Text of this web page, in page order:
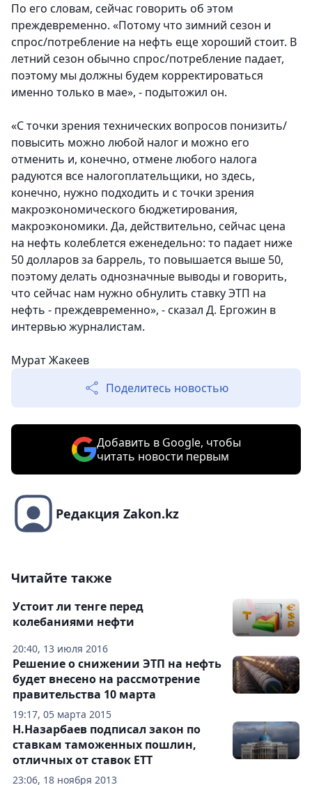
По его словам, сейчас говорить об этом
преждевременно. «Потому что зимний сезон и
спрос/потребление на нефть еще хороший стоит. В
летний сезон обычно спрос/потребление падает,
поэтому мы должны будем корректироваться
именно только в мае», - подытожил он.
«С точки зрения технических вопросов понизить/
повысить можно любой налог и можно его
отменить и, конечно, отмене любого налога
радуются все налогоплательщики, но здесь,
конечно, нужно подходить и с точки зрения
макроэкономического бюджетирования,
макроэкономики. Да, действительно, сейчас цена
на нефть колеблется еженедельно: то падает ниже
50 долларов за баррель, то повышается выше 50,
поэтому делать однозначные выводы и говорить,
что сейчас нам нужно обнулить ставку ЭТП на
нефть - преждевременно», - сказал Д. Ергожин в
интервью журналистам.
Мурат Жакеев
Поделитесь новостью
Добавить в Google, чтобы
читать новости первым
Редакция Zakon.kz
Читайте также
20:40, 13 июля 2016
Устоит ли тенге перед
колебаниями нефти
19:17, 05 марта 2015
Решение о снижении ЭТП на нефть
будет внесено на рассмотрение
правительства 10 марта
23:06, 18 ноября 2013
Н.Назарбаев подписал закон по
ставкам таможенных пошлин,
отличных от ставок ЕТТ